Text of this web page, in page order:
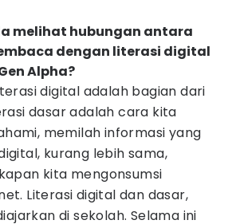
melihat hubungan antara
dengan literasi digital
Alpha?
digital adalah bagian dari
dasar adalah cara kita
memilah informasi yang
kurang lebih sama,
kita mengonsumsi
Literasi digital dan dasar,
di sekolah. Selama ini